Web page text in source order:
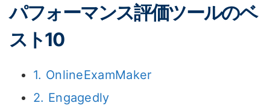
パフォーマンス評価ツールのベ
スト10
1. OnlineExamMaker
2. Engagedly